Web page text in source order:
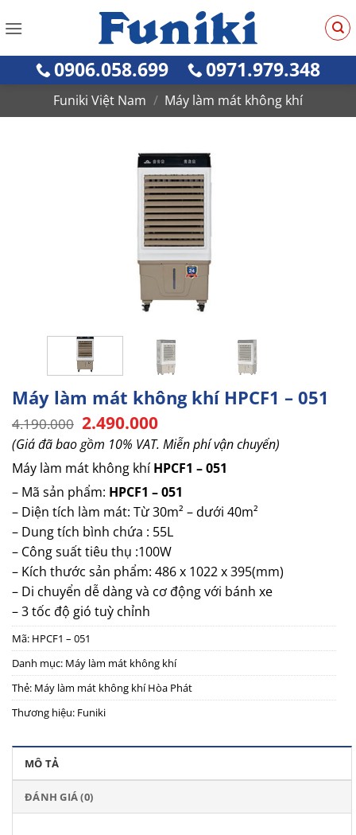
qua
0906.058.699 0971.979.348
Funiki Việt Nam / Máy làm mát không khí
Máy làm mát không khí HPCF1 – 051
4.190.000 Giá
gốc
là:
4.190.000.
2.490.000Giá
hiện
tại
là:
(Giá đã bao gồm 10% VAT. Miễn phí vận chuyển)
Máy làm mát không khíHPCF1 – 051
– Mã sản phẩm: HPCF1 – 051
– Diện tích làm mát: Từ 30m² – dưới 40m²
– Dung tích bình chứa : 55L
– Công suất tiêu thụ :100W
– Kích thước sản phẩm: 486 x 1022 x 395(mm)
– Di chuyển dễ dàng và cơ động với bánh xe
– 3 tốc độ gió tuỳ chỉnh
Mã: HPCF1 – 051
Danh mục: Máy làm mát không khí
Thẻ: Máy làm mát không khí Hòa Phát
Thương hiệu: Funiki
MÔ TẢ
ĐÁNH GIÁ (0)